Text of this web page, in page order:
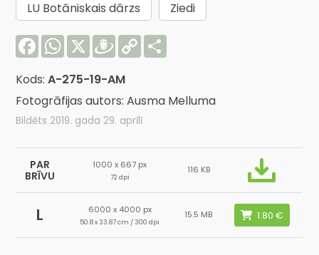
LU Botāniskais dārzs
Ziedi
FacebookWhatsApp
X Draugiem
Copy
Link
Kods:A-275-19-AM
Fotogrāfijas autors: Ausma Melluma
Bildēts 2019. gada 29. aprīlī
PAR
BRĪVU
1000 x 667 px
72 dpi
116 KB
L 6000 x 4000 px
50.8 x 33.87 cm / 300 dpi
15.5 MB